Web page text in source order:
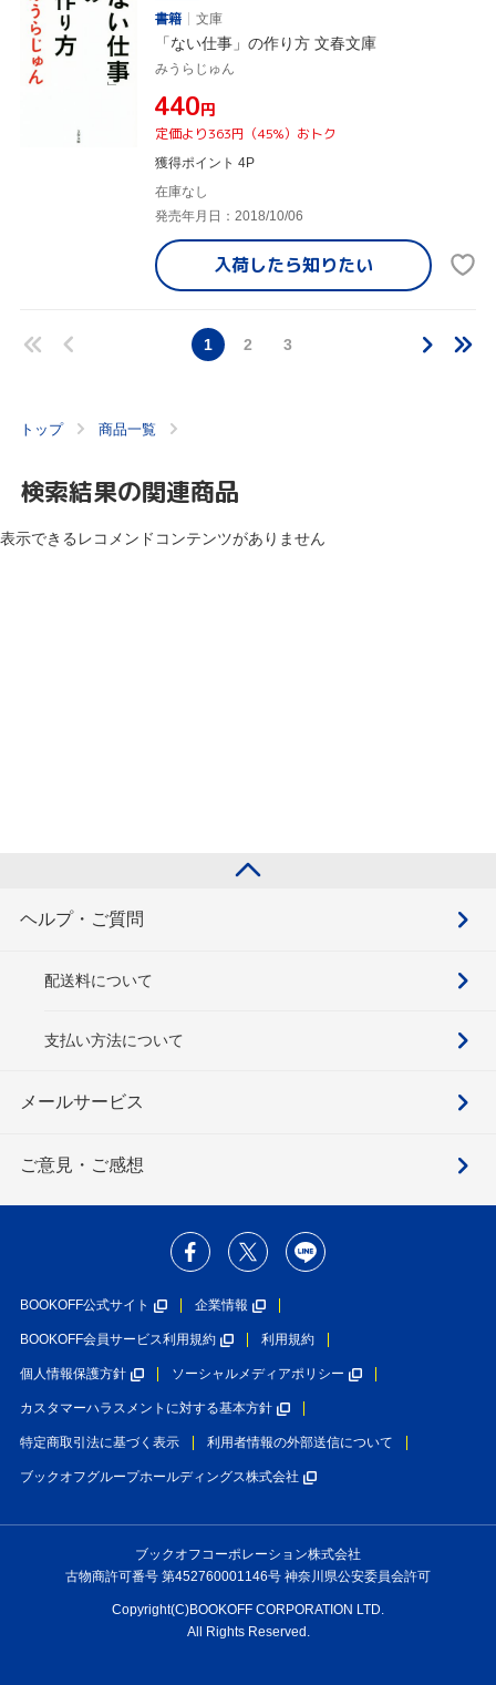
書籍
文庫
「ない仕事」の作り方 文春文庫
みうらじゅん
¥440円
定価より363円（45%）おトク
獲得ポイント 4P
在庫なし
発売年月日：2018/10/06
入荷したら知りたい
1 2 3
トップ 商品一覧
検索結果の関連商品
表示できるレコメンドコンテンツがありません
ヘルプ・ご質問
配送料について
支払い方法について
メールサービス
ご意見・ご感想
BOOKOFF公式サイト 企業情報
BOOKOFF会員サービス利用規約 利用規約
個人情報保護方針 ソーシャルメディアポリシー
カスタマーハラスメントに対する基本方針
特定商取引法に基づく表示 利用者情報の外部送信について
ブックオフグループホールディングス株式会社
ブックオフコーポレーション株式会社
古物商許可番号 第452760001146号 神奈川県公安委員会許可
Copyright(C)BOOKOFF CORPORATION LTD.
All Rights Reserved.